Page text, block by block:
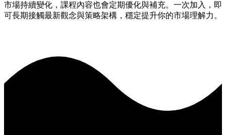
市場持續變化，課程內容也會定期優化與補充。一次加入，即
可長期接觸最新觀念與策略架構，穩定提升你的市場理解力。